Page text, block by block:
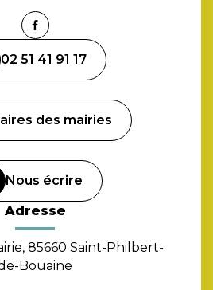
Lien
le
compte
02 51 41 91 17
des mairies
Nous écrire
Adresse
85660 Saint-Philbert-
Bouaine